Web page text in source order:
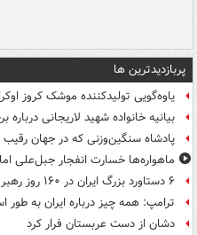
پربازدیدترین ها
یاوه‌گویی تولیدکننده موشک کروز
بیانیه خانواده شهید لاریجانی
پادشاه سنگین‌وزنی که در جهان رقیب
ماهواره‌ها خسارت انفجار جبل‌علی
۶ دستاورد بزرگ ایران در ۱۶۰ روز رهبری رهبر انقلاب
ترامپ: همه چیز درباره ایران به
دشان از دست عربستان فرار کرد